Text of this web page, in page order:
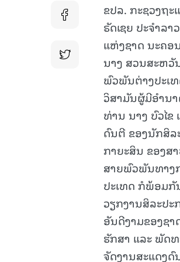
ຂປລ. ກະຊວງຖ
ຣັດເຊຍ ປະຈຳລ
ແຫ່ງຊາດ ນະຄອ
ນາງ ສວນສະຫ
ພົວພັນຕ່າງປະເ
ວິສາມັນຜູ້ມີອຳນ
ທ່ານ ນາງ ບົວໄ
ດົນຕີ ຂອງນັກສິລ
ກາຍະສິນ ຂອງສ
ສາຍພົວພັນທາງ
ປະເທດ ກໍພ້ອມກັ
ວຽກງານສິລະປະ
ອັນດີງາມຂອງຊ
ຮັກສາ ແລະ ພັດ
ຈັດງານສະແດງດົ